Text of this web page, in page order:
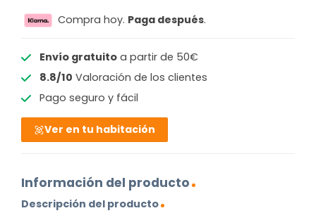
Compra hoy. Paga después.
Envío gratuitoa partir de 50€
8.8/10 Valoración de los clientes
Pago seguro y fácil
Ver en tu habitación
Información del producto
Descripción del producto